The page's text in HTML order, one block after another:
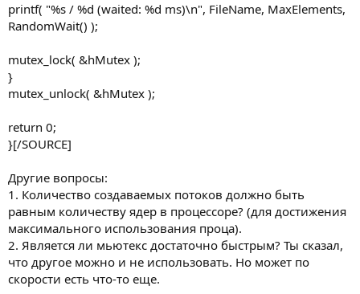
printf( "%s / %d (waited: %d ms)\n", FileName, MaxElements,
RandomWait() );
mutex_lock( &hMutex );
}
mutex_unlock( &hMutex );
return 0;
}[/SOURCE]
Другие вопросы:
1. Количество создаваемых потоков должно быть
равным количеству ядер в процессоре? (для достижения
максимального использования проца).
2. Является ли мьютекс достаточно быстрым? Ты сказал,
что другое можно и не использовать. Но может по
скорости есть что-то еще.